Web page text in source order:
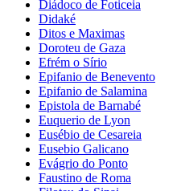
Diádoco de Foticeia
Didaké
Ditos e Maximas
Doroteu de Gaza
Efrém o Sírio
Epifanio de Benevento
Epifanio de Salamina
Epistola de Barnabé
Euquerio de Lyon
Eusébio de Cesareia
Eusebio Galicano
Evágrio do Ponto
Faustino de Roma